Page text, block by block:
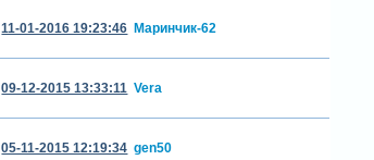
11-01-2016 19:23:46 Маринчик-62
09-12-2015 13:33:11 Vera
05-11-2015 12:19:34 gen50